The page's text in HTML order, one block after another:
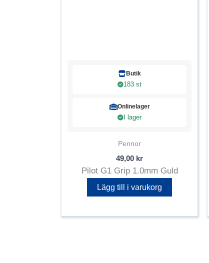
Butik
183 st
Onlinelager
I lager
Pennor
49,00 kr
Pilot G1 Grip 1.0mm Guld
Lägg till i varukorg